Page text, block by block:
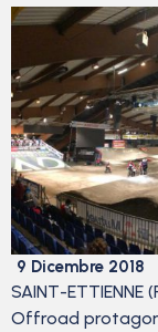
9 Dicembre 2018
SAINT-ETTIENNE
Offroad